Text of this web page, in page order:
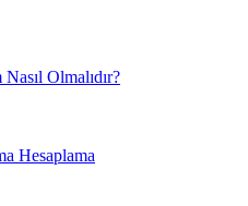
Olmalıdır?
Hesaplama